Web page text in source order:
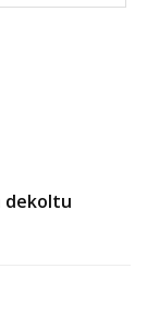
dekoltu